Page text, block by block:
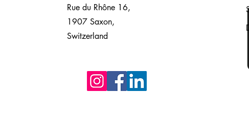
Rue du Rhône 16,
1907 Saxon,
Switzerland